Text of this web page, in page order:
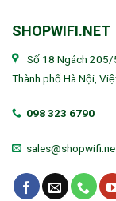
SHOPWIFI.NET
Số 18 Ngách 205/
Thành phố Hà Nội,
098 323 6790